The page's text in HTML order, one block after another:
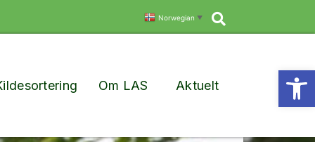
Norwegian ▼ Søk
Om LAS Aktuelt